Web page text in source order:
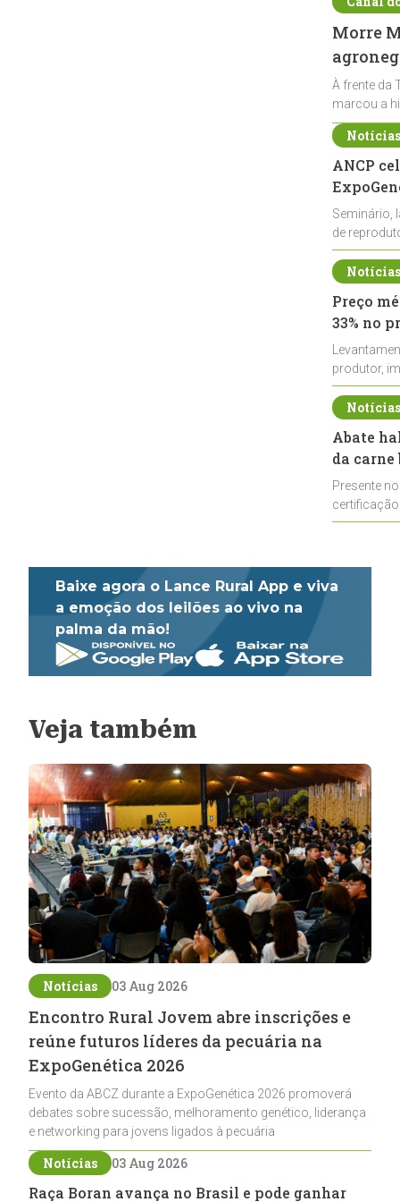
Morre
À frente da
marcou a
ANCP
Seminário,
de
durante a
Preço
33% no
produtor,
de leite cru
Abate
da
Presente
Baixe agora o Lance Rural App e viva
a emoção dos leilões ao vivo na
palma da mão!
Veja também
Notícias 03 Aug 2026
Encontro Rural Jovem abre inscrições e
reúne futuros líderes da pecuária na
ExpoGenética 2026
Evento da ABCZ durante a ExpoGenética 2026 promoverá
debates sobre sucessão, melhoramento genético, liderança
e networking para jovens ligados à pecuária
Notícias 03 Aug 2026
Raça Boran avança no Brasil e pode ganhar